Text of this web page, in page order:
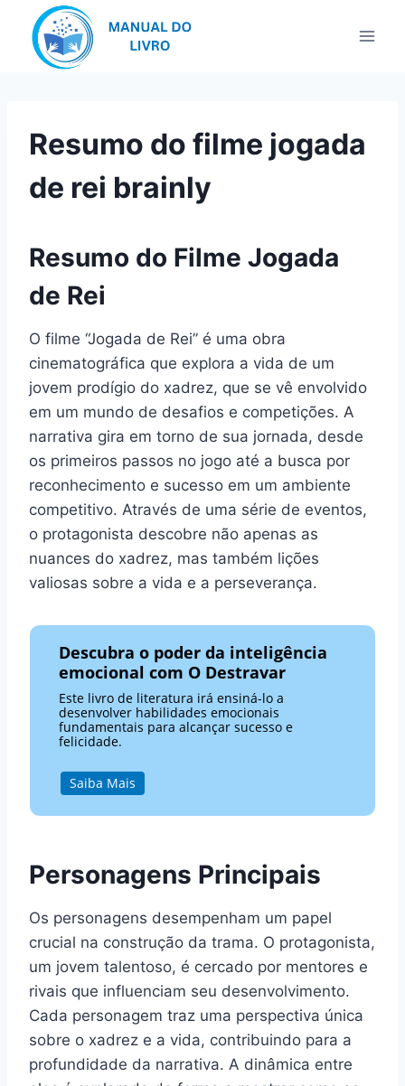
Resumo do filme jogada
de rei brainly
Resumo do Filme Jogada
de Rei
O filme “Jogada de Rei” é uma obra
cinematográfica que explora a vida de um
jovem prodígio do xadrez, que se vê envolvido
em um mundo de desafios e competições. A
narrativa gira em torno de sua jornada, desde
os primeiros passos no jogo até a busca por
reconhecimento e sucesso em um ambiente
competitivo. Através de uma série de eventos,
o protagonista descobre não apenas as
nuances do xadrez, mas também lições
valiosas sobre a vida e a perseverança.
Descubra o poder da inteligência
emocional com O Destravar
Este livro de literatura irá ensiná-lo a
desenvolver habilidades emocionais
fundamentais para alcançar sucesso e
felicidade.
Saiba Mais
Personagens Principais
Os personagens desempenham um papel
crucial na construção da trama. O protagonista,
um jovem talentoso, é cercado por mentores e
rivais que influenciam seu desenvolvimento.
Cada personagem traz uma perspectiva única
sobre o xadrez e a vida, contribuindo para a
profundidade da narrativa. A dinâmica entre